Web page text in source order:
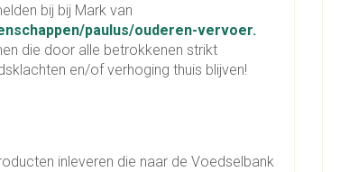
bij bij Mark van
paulus/ouderen-vervoer.
die door alle betrokkenen strikt
en/of verhoging thuis blijven!
inleveren die naar de Voedselbank